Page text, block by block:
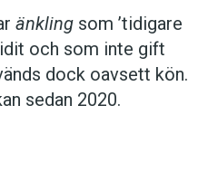
änkling som ’tidigare
och som inte gift
dock oavsett kön.
sedan 2020.